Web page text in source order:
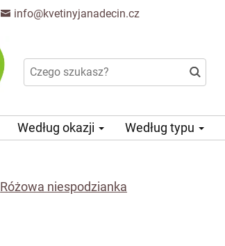
info@kvetinyjanadecin.cz
Według okazji Według typu
Różowa niespodzianka